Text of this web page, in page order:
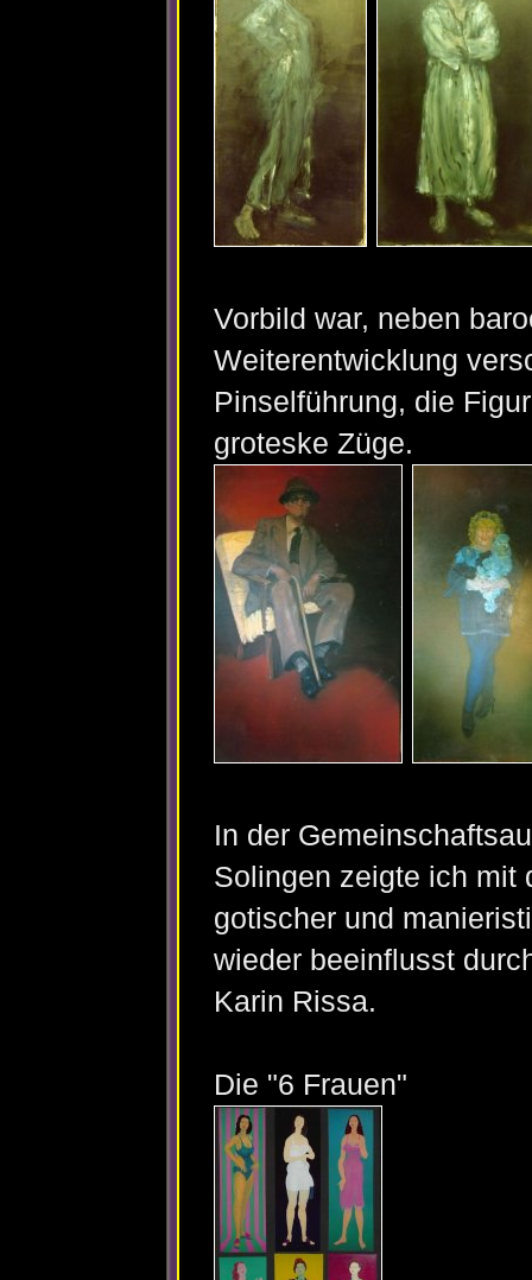
Vorbild war, neben
Weiterentwicklung
Pinselführung, die
groteske Züge.
In der
Solingen zeigte ich mit
gotischer und
wieder beeinflusst
Karin Rissa.
Die "6 Frauen"